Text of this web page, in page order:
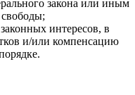
закона или иным
интересов, в
и/или компенсацию